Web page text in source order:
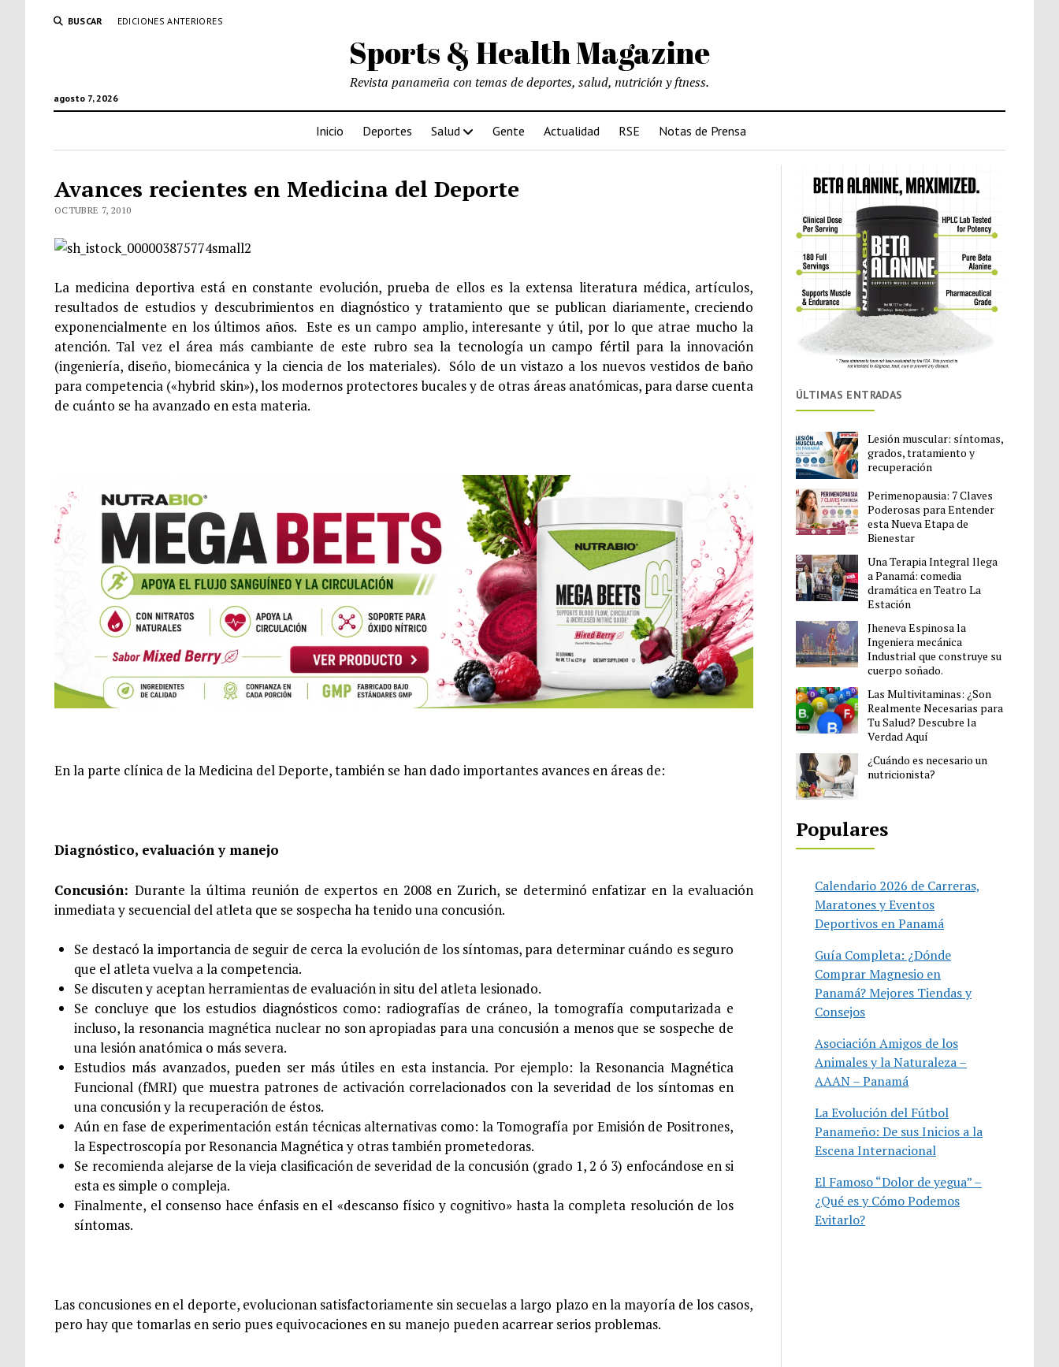
BUSCAR EDICIONES ANTERIORES
Sports & Health Magazine
agosto 7, 2026
Revista panameña con temas de deportes, salud, nutrición y ftness.
Inicio Deportes Salud Gente Actualidad RSE Notas de Prensa
Avances recientes en Medicina del Deporte
OCTUBRE 7, 2010
La medicina deportiva está en constante evolución, prueba de ellos es la extensa literatura médica, artículos,
resultados de estudios y descubrimientos en diagnóstico y tratamiento que se publican diariamente, creciendo
exponencialmente en los últimos años. Este es un campo amplio, interesante y útil, por lo que atrae mucho la
atención. Tal vez el área más cambiante de este rubro sea la tecnología un campo fértil para la innovación
(ingeniería, diseño, biomecánica y la ciencia de los materiales). Sólo de un vistazo a los nuevos vestidos de baño
para competencia («hybrid skin»), los modernos protectores bucales y de otras áreas anatómicas, para darse cuenta
de cuánto se ha avanzado en esta materia.
En la parte clínica de la Medicina del Deporte, también se han dado importantes avances en áreas de:
Diagnóstico, evaluación y manejo
Concusión: Durante la última reunión de expertos en 2008 en Zurich, se determinó enfatizar en la evaluación
inmediata y secuencial del atleta que se sospecha ha tenido una concusión.
Se destacó la importancia de seguir de cerca la evolución de los síntomas, para determinar cuándo es seguro
que el atleta vuelva a la competencia.
Se discuten y aceptan herramientas de evaluación in situ del atleta lesionado.
Se concluye que los estudios diagnósticos como: radiografías de cráneo, la tomografía computarizada e
incluso, la resonancia magnética nuclear no son apropiadas para una concusión a menos que se sospeche de
una lesión anatómica o más severa.
Estudios más avanzados, pueden ser más útiles en esta instancia. Por ejemplo: la Resonancia Magnética
Funcional (fMRI) que muestra patrones de activación correlacionados con la severidad de los síntomas en
una concusión y la recuperación de éstos.
Aún en fase de experimentación están técnicas alternativas como: la Tomografía por Emisión de Positrones,
la Espectroscopía por Resonancia Magnética y otras también prometedoras.
Se recomienda alejarse de la vieja clasificación de severidad de la concusión (grado 1, 2 ó 3) enfocándose en si
esta es simple o compleja.
Finalmente, el consenso hace énfasis en el «descanso físico y cognitivo» hasta la completa resolución de los
síntomas.
Las concusiones en el deporte, evolucionan satisfactoriamente sin secuelas a largo plazo en la mayoría de los casos,
pero hay que tomarlas en serio pues equivocaciones en su manejo pueden acarrear serios problemas.
ÚLTIMAS ENTRADAS
Lesión muscular: síntomas,
grados, tratamiento y
recuperación
Perimenopausia: 7 Claves
Poderosas para Entender
esta Nueva Etapa de
Bienestar
Una Terapia Integral llega
a Panamá: comedia
dramática en Teatro La
Estación
Jheneva Espinosa la
Ingeniera mecánica
Industrial que construye su
cuerpo soñado.
Las Multivitaminas: ¿Son
Realmente Necesarias para
Tu Salud? Descubre la
Verdad Aquí
¿Cuándo es necesario un
nutricionista?
Populares
Calendario 2026 de Carreras,
Maratones y Eventos
Deportivos en Panamá
Guía Completa: ¿Dónde
Comprar Magnesio en
Panamá? Mejores Tiendas y
Consejos
Asociación Amigos de los
Animales y la Naturaleza –
AAAN – Panamá
La Evolución del Fútbol
Panameño: De sus Inicios a la
Escena Internacional
El Famoso “Dolor de yegua” –
¿Qué es y Cómo Podemos
Evitarlo?